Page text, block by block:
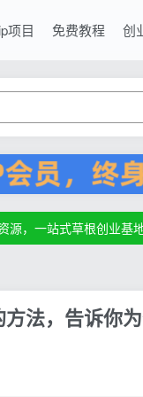
项目 免费教程 创
源，一站式草根创业基
源，一站式草根创业基
，一站式草根创业基
法，告诉你